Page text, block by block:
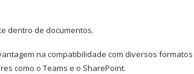
dentro de documentos.
na compatibilidade com diversos formatos
como o Teams e o SharePoint.